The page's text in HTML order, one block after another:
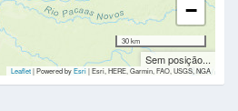
−
30 km
Sem posição...
Leaflet| Powered byEsri|Esri, HERE, Garmin, FAO, USGS, NGA